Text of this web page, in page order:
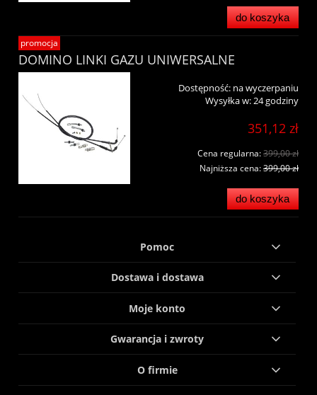
do koszyka
DOMINO LINKI GAZU UNIWERSALNE
Dostępność: na wyczerpaniu
Wysyłka w:24 godziny
351,12 zł
Cena regularna:399,00 zł
Najniższa cena:399,00 zł
do koszyka
promocja
Pomoc
Dostawa i dostawa
Moje konto
Gwarancja i zwroty
O firmie